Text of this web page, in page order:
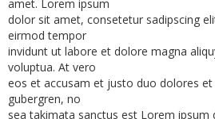
amet. Lorem ipsum
dolor sit amet, consetetur sadipscing
eirmod tempor
invidunt ut labore et dolore magna
voluptua. At vero
eos et accusam et justo duo dolores et
gubergren, no
sea takimata sanctus est Lorem